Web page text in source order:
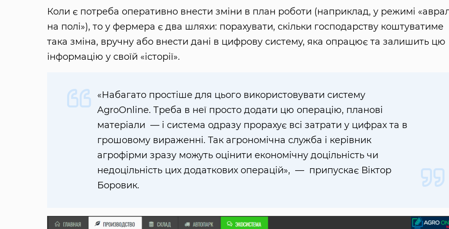
Коли є потреба оперативно внести зміни в план роботи (наприклад, у режимі
на полі»), то у фермера є два шляхи: порахувати, скільки господарству коштуватиме
така зміна, вручну або внести дані в цифрову систему, яка опрацює та залишить цю
інформацію у своїй «історії».
«Набагато простіше для цього використовувати систему
AgroOnline. Треба в неї просто додати цю операцію, планові
матеріали — і система одразу прорахує всі затрати у цифрах та в
грошовому вираженні. Так агрономічна служба і керівник
агрофірми зразу можуть оцінити економічну доцільність чи
недоцільність цих додаткових операцій», — припускає Віктор
Боровик.